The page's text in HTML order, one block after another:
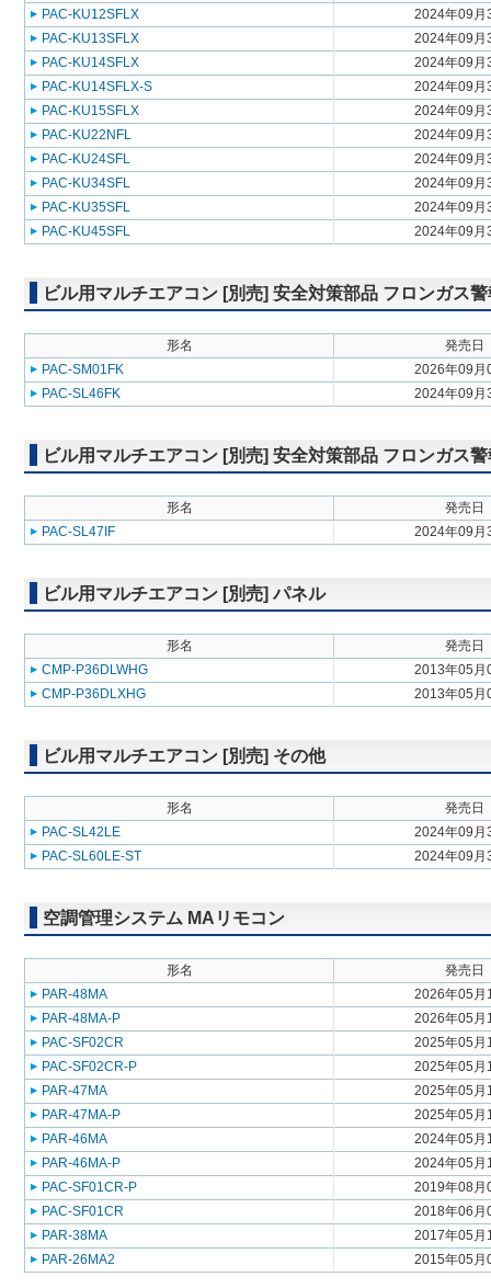
PAC-KU12SFLX
2024年09月
PAC-KU13SFLX
2024年09月
PAC-KU14SFLX
2024年09月
PAC-KU14SFLX-S
2024年09月
PAC-KU15SFLX
2024年09月
PAC-KU22NFL
2024年09月
PAC-KU24SFL
2024年09月
PAC-KU34SFL
2024年09月
PAC-KU35SFL
2024年09月
PAC-KU45SFL
2024年09月
ビル用マルチエアコン [別売] 安全対策部品 フロンガス
形名
発売日
PAC-SM01FK
2026年09月
PAC-SL46FK
2024年09月
ビル用マルチエアコン [別売] 安全対策部品 フロンガス
形名
発売日
PAC-SL47IF
2024年09月
ビル用マルチエアコン [別売] パネル
形名
発売日
CMP-P36DLWHG
2013年05月
CMP-P36DLXHG
2013年05月
ビル用マルチエアコン [別売] その他
形名
発売日
PAC-SL42LE
2024年09月
PAC-SL60LE-ST
2024年09月
空調管理システム MAリモコン
形名
発売日
PAR-48MA
2026年05月
PAR-48MA-P
2026年05月
PAC-SF02CR
2025年05月
PAC-SF02CR-P
2025年05月
PAR-47MA
2025年05月
PAR-47MA-P
2025年05月
PAR-46MA
2024年05月
PAR-46MA-P
2024年05月
PAC-SF01CR-P
2019年08月
PAC-SF01CR
2018年06月
PAR-38MA
2017年05月
PAR-26MA2
2015年05月